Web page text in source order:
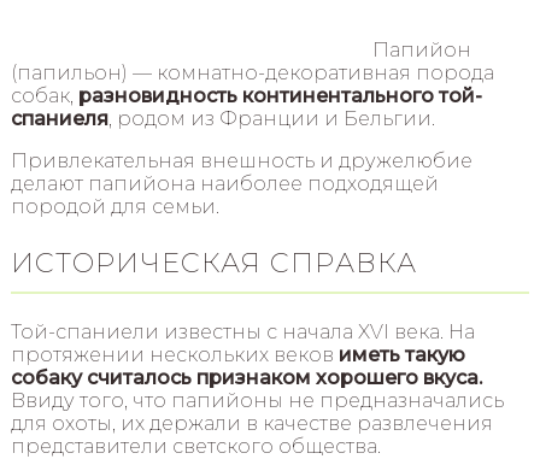
Папийон
(папильон) — комнатно-декоративная порода
собак, разновидность континентального той-
спаниеля, родом из Франции и Бельгии.
Привлекательная внешность и дружелюбие
делают папийона наиболее подходящей
породой для семьи.
ИСТОРИЧЕСКАЯ СПРАВКА
Той-спаниели известны с начала XVI века. На
протяжении нескольких веков иметь такую
собаку считалось признаком хорошего вкуса.
Ввиду того, что папийоны не предназначались
для охоты, их держали в качестве развлечения
представители светского общества.